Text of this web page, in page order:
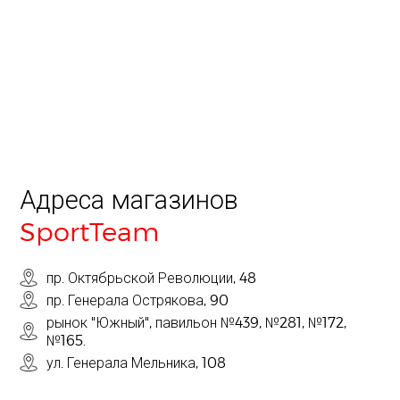
Адреса магазинов
SportTeam
пр. Октябрьской Революции, 48
пр. Генерала Острякова, 90
рынок "Южный", павильон №439, №281, №172,
№165.
ул. Генерала Мельника, 108